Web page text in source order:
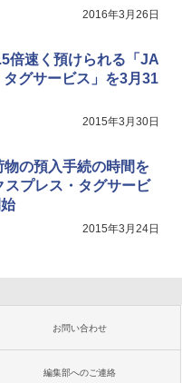
2016年3月26日
倍速く預けられる「JA
グサービス」を3月31
2015年3月30日
の預入手続の時間を
スプレス・タグサービ
2015年3月24日
お問い合わせ
編集部へのご連絡